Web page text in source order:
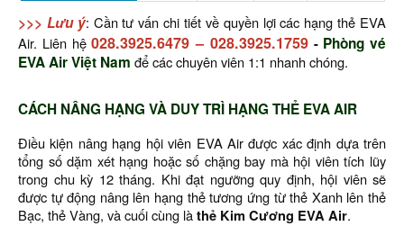
>>> Lưu ý: Cần tư vấn chi tiết về quyền lợi các hạng thẻ EVA
Air. Liên hệ028.3925.6479 – 028.3925.1759- Phòng vé
EVA Air Việt Nam để các chuyên viên 1:1 nhanh chóng.
CÁCH NÂNG HẠNG VÀ DUY TRÌ HẠNG THẺ EVA AIR
Điều kiện nâng hạng hội viên EVA Air được xác định dựa trên
tổng số dặm xét hạng hoặc số chặng bay mà hội viên tích lũy
trong chu kỳ 12 tháng. Khi đạt ngưỡng quy định, hội viên sẽ
được tự động nâng lên hạng thẻ tương ứng từ thẻ Xanh lên thẻ
Bạc, thẻ Vàng, và cuối cùng làthẻ Kim Cương EVA Air.